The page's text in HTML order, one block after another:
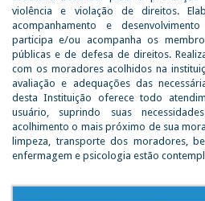
violência e violação de direitos.
acompanhamento e
participa e/ou acompanha os
públicas e de defesa de direitos.
com os moradores acolhidos na
avaliação e adequações das
desta Instituição oferece todo
usuário, suprindo suas
acolhimento o mais próximo de sua
limpeza, transporte dos moradores,
enfermagem e psicologia estão